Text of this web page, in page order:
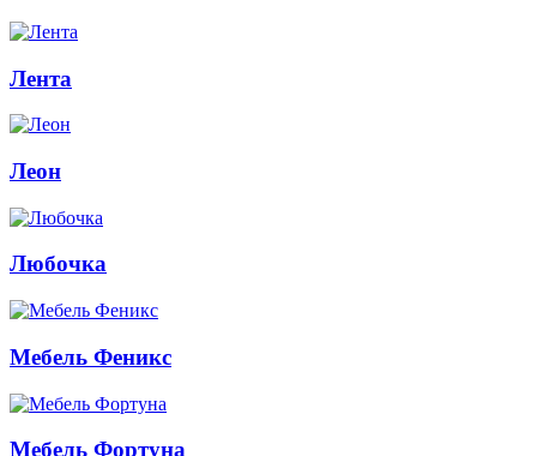
Лента
Леон
Любочка
Мебель Феникс
Мебель Фортуна